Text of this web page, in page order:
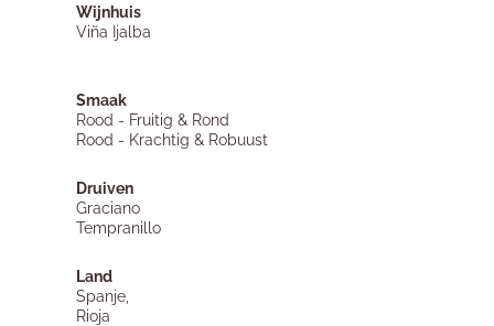
Wijnhuis
Viña Ijalba
Smaak
Rood - Fruitig & Rond
Rood - Krachtig & Robuust
Druiven
Graciano
Tempranillo
Land
Spanje,
Rioja